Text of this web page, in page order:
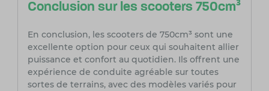
Conclusion sur les scooters 750cm³
En conclusion, les scooters de 750cm³ sont une
excellente option pour ceux qui souhaitent allier
puissance et confort au quotidien. Ils offrent une
expérience de conduite agréable sur toutes
sortes de terrains, avec des modèles variés pour